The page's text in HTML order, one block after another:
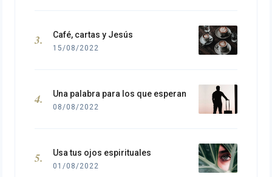
Café, cartas y Jesús
15/08/2022
Una palabra para los que esperan
08/08/2022
Usa tus ojos espirituales
01/08/2022